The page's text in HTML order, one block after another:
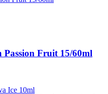
Fruit 15/60ml